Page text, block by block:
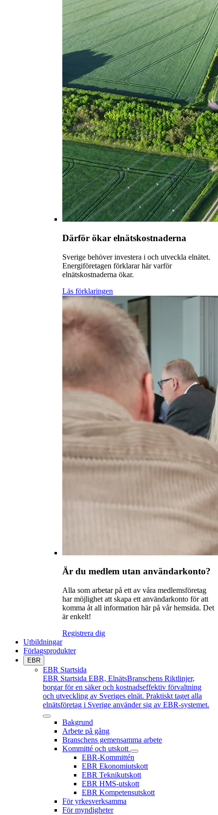
Därför ökar elnätskostnaderna
Sverige behöver investera i och utveckla elnätet.
Energiföretagen förklarar här varför
elnätskostnaderna ökar.
Läs förklaringen
Är du medlem utan användarkonto?
Alla som arbetar på ett av våra medlemsföretag
har möjlighet att skapa ett användarkonto för att
komma åt all information här på vår hemsida. Det
är enkelt!
Registrera dig
Utbildningar
Förlagsprodukter
EBR
EBR Startsida
EBR Startsida EBR, ElnätsBranschens Riktlinjer,
borgar för en säker och kostnadseffektiv förvaltning
och utveckling av Sveriges elnät. Praktiskt taget alla
elnätsföretag i Sverige använder sig av EBR-systemet.
Bakgrund
Arbete på gång
Branschens gemensamma arbete
Kommitté och utskott
EBR-Kommittén
EBR Ekonomiutskott
EBR Teknikutskott
EBR HMS-utskott
EBR Kompetensutskott
För yrkesverksamma
För myndigheter